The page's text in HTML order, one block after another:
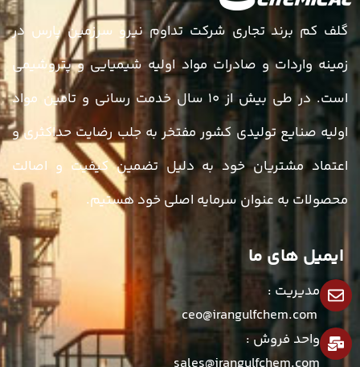
گلف کم برند تجاری شرکت تداوم نیرو سرزمین پارس در
زمینه واردات و صادرات مواد اولیه شیمیایی و پتروشیمی
است. در طی بیش از ۱۰ سال خدمت رسانی و تامین مواد
اولیه صنایع تولیدی کشور مفتخر به جلب رضایت حداکثری و
اعتماد مشتریان خود به دلیل تضمین کیفیت و اصالت
محصولات به عنوان سرمایه اصلی خود هستیم.
ایمیل های ما
مدیریت :
واحد فروش :